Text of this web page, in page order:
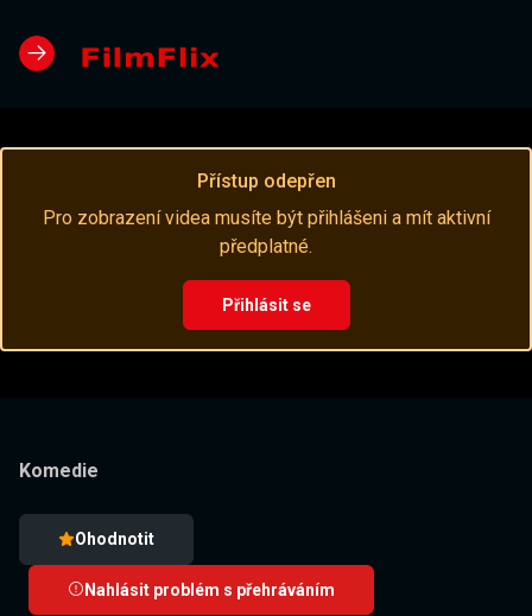
Přístup odepřen
Pro zobrazení videa musíte být přihlášeni a mít aktivní
předplatné.
Přihlásit se
Komedie
Ohodnotit
Nahlásit problém s přehráváním